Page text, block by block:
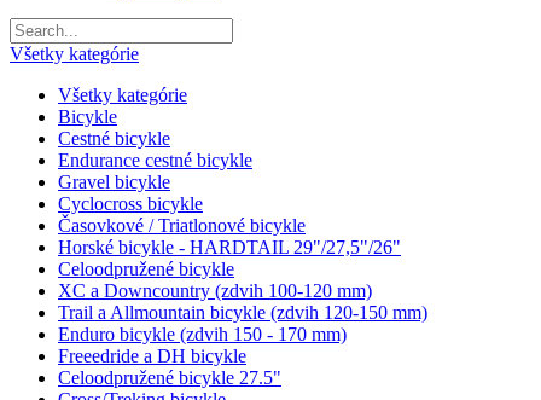
Všetky kategórie
Všetky kategórie
Bicykle
Cestné bicykle
Endurance cestné bicykle
Gravel bicykle
Cyclocross bicykle
Časovkové / Triatlonové bicykle
Horské bicykle - HARDTAIL 29"/27,5"/26"
Celoodpružené bicykle
XC a Downcountry (zdvih 100-120 mm)
Trail a Allmountain bicykle (zdvih 120-150 mm)
Enduro bicykle (zdvih 150 - 170 mm)
Freeedride a DH bicykle
Celoodpružené bicykle 27.5"